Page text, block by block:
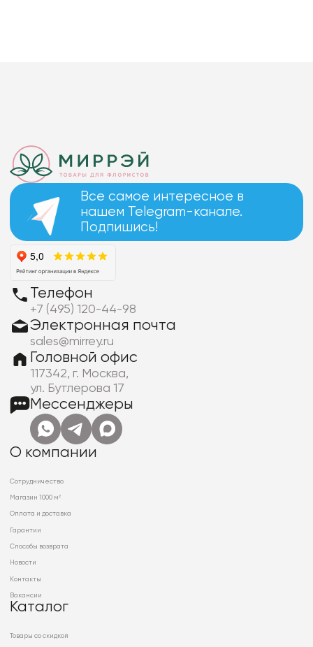
Все самое интересное в
нашем Telegram-канале.
Подпишись!
Телефон
+7 (495) 120-44-98
Электронная почта
sales@mirrey.ru
Головной офис
117342, г. Москва,
ул. Бутлерова 17
Мессенджеры
О компании
Сотрудничество
Магазин 1000 м²
Оплата и доставка
Гарантии
Способы возврата
Новости
Контакты
Вакансии
Каталог
Товары со скидкой